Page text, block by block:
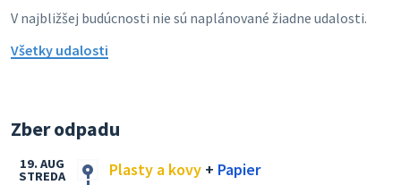
V najbližšej budúcnosti nie sú naplánované žiadne udalosti.
Všetky udalosti
Zber odpadu
Plasty a kovy + Papier
19. AUG
STREDA